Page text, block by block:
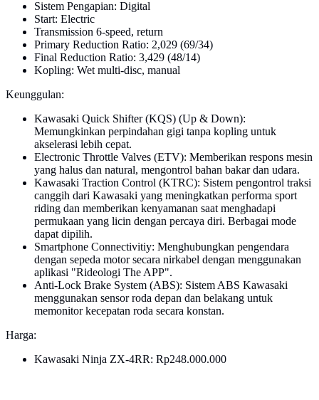
Sistem Pengapian: Digital
Start: Electric
Transmission 6-speed, return
Primary Reduction Ratio: 2,029 (69/34)
Final Reduction Ratio: 3,429 (48/14)
Kopling: Wet multi-disc, manual
Keunggulan:
Kawasaki Quick Shifter (KQS) (Up & Down):
Memungkinkan perpindahan gigi tanpa kopling untuk
akselerasi lebih cepat.
Electronic Throttle Valves (ETV): Memberikan respons mesin
yang halus dan natural, mengontrol bahan bakar dan udara.
Kawasaki Traction Control (KTRC): Sistem pengontrol traksi
canggih dari Kawasaki yang meningkatkan performa sport
riding dan memberikan kenyamanan saat menghadapi
permukaan yang licin dengan percaya diri. Berbagai mode
dapat dipilih.
Smartphone Connectivitiy: Menghubungkan pengendara
dengan sepeda motor secara nirkabel dengan menggunakan
aplikasi "Rideologi The APP".
Anti-Lock Brake System (ABS): Sistem ABS Kawasaki
menggunakan sensor roda depan dan belakang untuk
memonitor kecepatan roda secara konstan.
Harga:
Kawasaki Ninja ZX-4RR: Rp248.000.000